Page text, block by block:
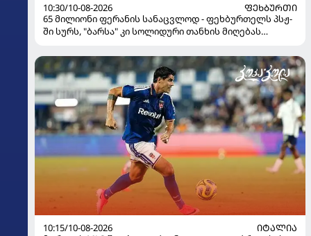
10:30/10-08-2026
ᲤᲔᲮᲑᲣᲠᲗᲘ
65 მილიონი ფერანის სანაცვლოდ - ფეხბურთელს პსჟ-
ში სურს, "ბარსა" კი სოლიდური თანხის მიღებას
10:15/10-08-2026
ᲘᲢᲐᲚᲘᲐ